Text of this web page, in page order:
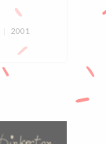
2001